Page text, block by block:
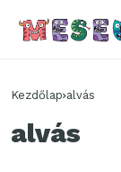
Kezdőlap alvás
alvás